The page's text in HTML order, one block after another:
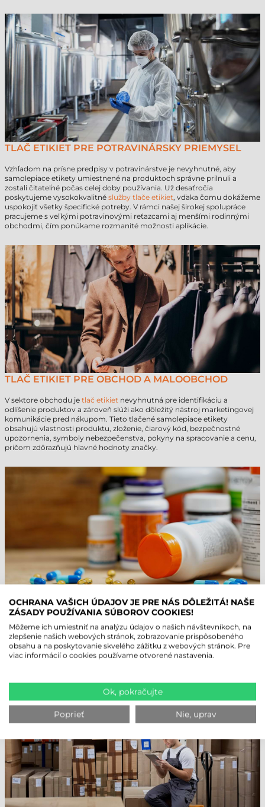
TLAČ ETIKIET PRE POTRAVINÁRSKY PRIEMYSEL
Vzhľadom na prísne predpisy v potravinárstve je nevyhnutné, aby
samolepiace etikety umiestnené na produktoch správne prilnuli a
zostali čitateľné počas celej doby používania. Už desaťročia
poskytujeme vysokokvalitné služby tlače etikiet, vďaka čomu dokážeme
uspokojiť všetky špecifické potreby. V rámci našej širokej spolupráce
pracujeme s veľkými potravinovými reťazcami aj menšími rodinnými
obchodmi, čím ponúkame rozmanité možnosti aplikácie.
TLAČ ETIKIET PRE OBCHOD A MALOOBCHOD
V sektore obchodu je tlač etikiet nevyhnutná pre identifikáciu a
odlíšenie produktov a zároveň slúži ako dôležitý nástroj marketingovej
komunikácie pred nákupom. Tieto tlačené samolepiace etikety
obsahujú vlastnosti produktu, zloženie, čiarový kód, bezpečnostné
upozornenia, symboly nebezpečenstva, pokyny na spracovanie a cenu,
pričom zdôrazňujú hlavné hodnoty značky.
TLAČ ETIKIET PRE ZDRAVOTNÍCTVO
Identifikácia vzoriek potrebných pre starostlivosť o pacientov a lekársky
výskum sa musí vykonávať s najvyšším stupňom precíznosti. Naša
tlačiareň etikiet zabezpečuje ajvýrobu a tlač značiacich systémov pre
lekárske laboratóriá, tkanivové a bunkové banky, ako aj odberné miesta
krvi. To zahŕňa okrem iného tlač identifikačných, bezpečnostných,
OCHRANA VAŠICH ÚDAJOV JE PRE NÁS DÔLEŽITÁ! NAŠE
ZÁSADY POUŽÍVANIA SÚBOROV COOKIES!
Môžeme ich umiestniť na analýzu údajov o našich návštevníkoch, na
zlepšenie našich webových stránok, zobrazovanie prispôsobeného
obsahu a na poskytovanie skvelého zážitku z webových stránok. Pre
viac informácií o cookies používame otvorené nastavenia.
Ok, pokračujte
Poprieť Nie, uprav